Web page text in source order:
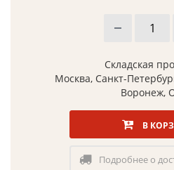
Складская
Москва, Санкт-
Воронеж,
В
Подробнее о